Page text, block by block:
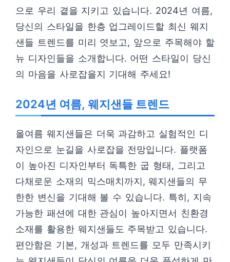
으로 우리 곁을 지키고 있습니다. 2024년 여름,
당신의 스타일을 한층 업그레이드할 최신 웨지
샌들 트렌드를 미리 엿보고, 앞으로 주목해야 할
뉴 디자인들을 소개합니다. 어떤 스타일이 당신
의 마음을 사로잡을지 기대해 주세요!
2024년 여름, 웨지샌들 트렌드
올여름 웨지샌들은 더욱 과감하고 실험적인 디
자인으로 눈길을 사로잡을 전망입니다. 플랫폼
이 높아진 디자인부터 독특한 굽 형태, 그리고
다채로운 소재의 믹스매치까지, 웨지샌들의 무
한한 변신을 기대해 볼 수 있습니다. 특히, 지속
가능한 패션에 대한 관심이 높아지면서 친환경
소재를 활용한 웨지샌들도 주목받고 있습니다.
편안함은 기본, 개성과 트렌드를 모두 만족시키